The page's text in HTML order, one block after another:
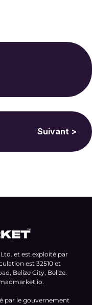
Suivant >
et est exploité par
est 32510 et
Belize City, Belize.
.
par le gouvernement